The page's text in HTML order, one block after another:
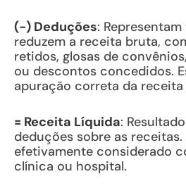
(-) Deduções:
reduzem a receita bruta,
retidos, glosas de
ou descontos concedidos.
apuração correta da receita
= Receita Líquida:
deduções sobre as receitas.
efetivamente considerado
clínica ou hospital.